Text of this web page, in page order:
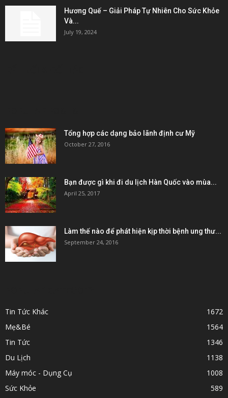
Hương Quế – Giải Pháp Tự Nhiên Cho Sức Khỏe
Và...
July 19, 2024
Tổng hợp các dạng bảo lãnh định cư Mỹ
October 27, 2016
Bạn được gì khi đi du lịch Hàn Quốc vào mùa...
April 25, 2017
Làm thế nào để phát hiện kịp thời bệnh ung thư...
September 24, 2016
Tin Tức Khác
1672
Mẹ&Bé
1564
Tin Tức
1346
Du Lịch
1138
Máy móc - Dụng Cụ
1008
Sức Khỏe
589